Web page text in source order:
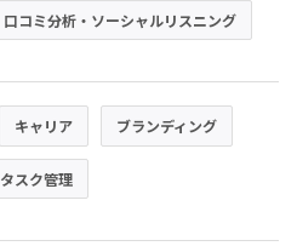
口コミ分析・ソーシャルリスニング
キャリア ブランディング
タスク管理